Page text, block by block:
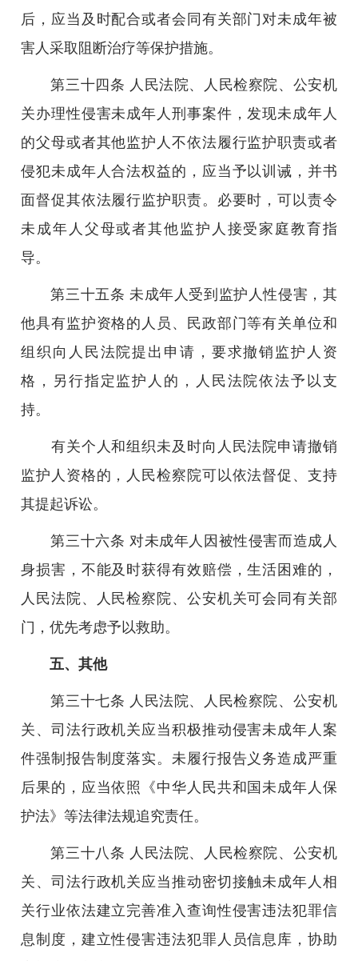
后，应当及时配合或者会同有关部门对未成年被
害人采取阻断治疗等保护措施。
第三十四条 人民法院、人民检察院、公安机
关办理性侵害未成年人刑事案件，发现未成年人
的父母或者其他监护人不依法履行监护职责或者
侵犯未成年人合法权益的，应当予以训诫，并书
面督促其依法履行监护职责。必要时，可以责令
未成年人父母或者其他监护人接受家庭教育指
导。
第三十五条 未成年人受到监护人性侵害，其
他具有监护资格的人员、民政部门等有关单位和
组织向人民法院提出申请，要求撤销监护人资
格，另行指定监护人的，人民法院依法予以支
持。
有关个人和组织未及时向人民法院申请撤销
监护人资格的，人民检察院可以依法督促、支持
其提起诉讼。
第三十六条 对未成年人因被性侵害而造成人
身损害，不能及时获得有效赔偿，生活困难的，
人民法院、人民检察院、公安机关可会同有关部
门，优先考虑予以救助。
五、其他
第三十七条 人民法院、人民检察院、公安机
关、司法行政机关应当积极推动侵害未成年人案
件强制报告制度落实。未履行报告义务造成严重
后果的，应当依照《中华人民共和国未成年人保
护法》等法律法规追究责任。
第三十八条 人民法院、人民检察院、公安机
关、司法行政机关应当推动密切接触未成年人相
关行业依法建立完善准入查询性侵害违法犯罪信
息制度，建立性侵害违法犯罪人员信息库，协助